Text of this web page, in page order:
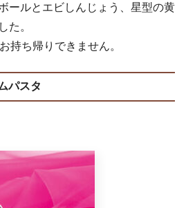
ールとエビしんじょう、星型の黄
た。
持ち帰りできません。
パスタ